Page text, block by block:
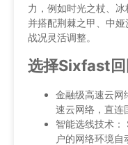
力，例如时光之杖、
并搭配荆棘之甲、中
战况灵活调整。
选择Sixfast回
金融级高速云网
速云网络，直连
智能选线技术
户的网络环境